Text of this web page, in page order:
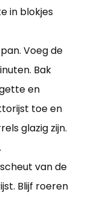
in blokjes
Voeg de
Bak
en
toe en
glazig zijn.
van de
Blijf roeren